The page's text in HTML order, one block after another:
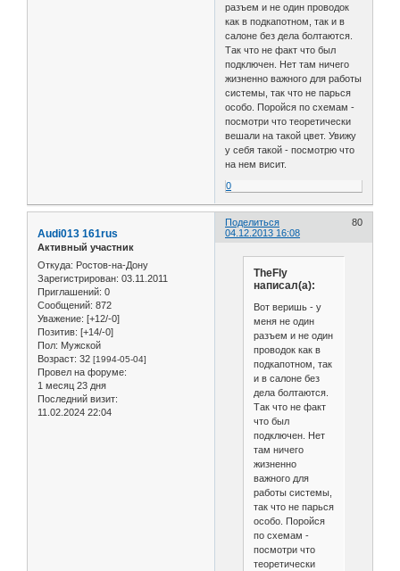
разъем и не один проводок
как в подкапотном, так и в
салоне без дела болтаются.
Так что не факт что был
подключен. Нет там ничего
жизненно важного для работы
системы, так что не парься
особо. Поройся по схемам -
посмотри что теоретически
вешали на такой цвет. Увижу
у себя такой - посмотрю что
на нем висит.
0
Поделиться
80
04.12.2013 16:08
Audi013 161rus
Активный участник
Откуда: Ростов-на-Дону
Зарегистрирован: 03.11.2011
Приглашений: 0
Сообщений: 872
Уважение: [+12/-0]
Позитив: [+14/-0]
Пол: Мужской
Возраст: 32 [1994-05-04]
Провел на форуме:
1 месяц 23 дня
Последний визит:
11.02.2024 22:04
TheFly
написал(а):
Вот веришь - у
меня не один
разъем и не один
проводок как в
подкапотном, так
и в салоне без
дела болтаются.
Так что не факт
что был
подключен. Нет
там ничего
жизненно
важного для
работы системы,
так что не парься
особо. Поройся
по схемам -
посмотри что
теоретически